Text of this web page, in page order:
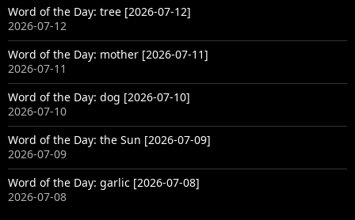
Word of the Day: tree [2026-07-12]
2026-07-12
Word of the Day: mother [2026-07-11]
2026-07-11
Word of the Day: dog [2026-07-10]
2026-07-10
Word of the Day: the Sun [2026-07-09]
2026-07-09
Word of the Day: garlic [2026-07-08]
2026-07-08